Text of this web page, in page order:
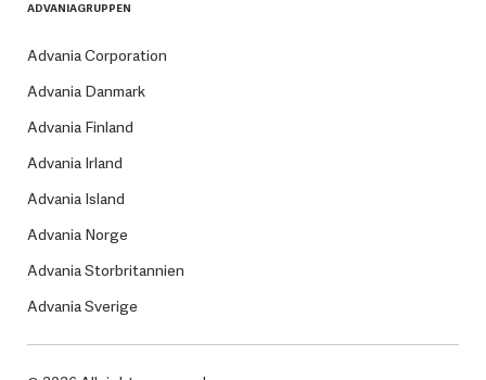
ADVANIAGRUPPEN
Advania Corporation
Advania Danmark
Advania Finland
Advania Irland
Advania Island
Advania Norge
Advania Storbritannien
Advania Sverige